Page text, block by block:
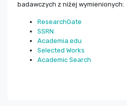
badawczych z niżej wymienionych:
ResearchGate
SSRN
Academia.edu
Selected Works
Academic Search